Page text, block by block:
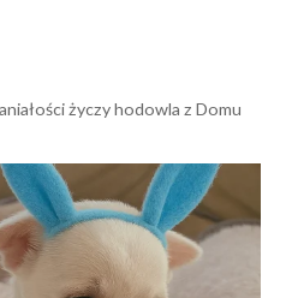
życzy hodowla z Domu